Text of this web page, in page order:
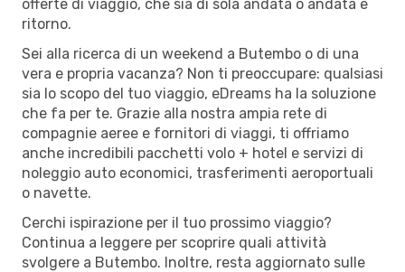
offerte di viaggio, che sia di sola andata o andata e
ritorno.
Sei alla ricerca di un weekend a Butembo o di una
vera e propria vacanza? Non ti preoccupare: qualsiasi
sia lo scopo del tuo viaggio, eDreams ha la soluzione
che fa per te. Grazie alla nostra ampia rete di
compagnie aeree e fornitori di viaggi, ti offriamo
anche incredibili pacchetti volo + hotel e servizi di
noleggio auto economici, trasferimenti aeroportuali
o navette.
Cerchi ispirazione per il tuo prossimo viaggio?
Continua a leggere per scoprire quali attività
svolgere a Butembo. Inoltre, resta aggiornato sulle